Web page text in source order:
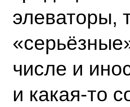
элеваторы,
числе и
и какая‑то